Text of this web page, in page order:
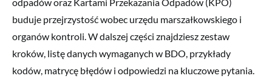
buduje przejrzystość wobec urzędu marszałkowskiego i
organów kontroli. W dalszej części znajdziesz zestaw
kroków, listę danych wymaganych w BDO, przykłady
kodów, matrycę błędów i odpowiedzi na kluczowe pytania.